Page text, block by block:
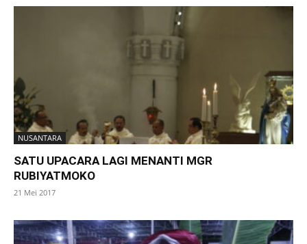
NUSANTARA
SATU UPACARA LAGI MENANTI MGR
RUBIYATMOKO
21 Mei 2017